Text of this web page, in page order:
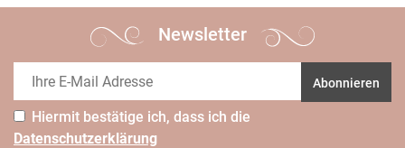
Newsletter
Abonnieren
Hiermit bestätige ich, dass ich die
Daten­schutz­erklärung